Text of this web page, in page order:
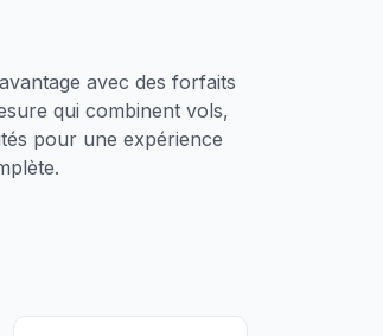
avec des forfaits
qui combinent vols,
pour une expérience